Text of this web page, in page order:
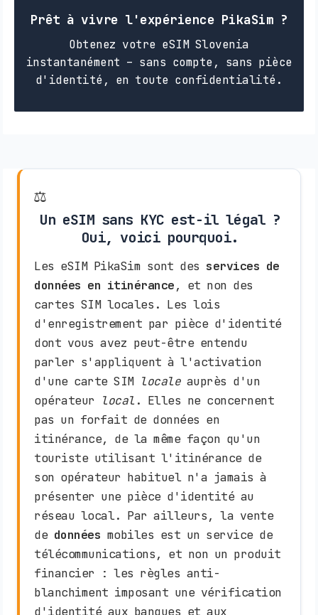
Prêt à vivre l'expérience PikaSim ?
Obtenez votre eSIM Slovenia
instantanément – sans compte, sans pièce
d'identité, en toute confidentialité.
⚖️
Un eSIM sans KYC est-il légal ?
Oui, voici pourquoi.
Les eSIM PikaSim sont des services de
données en itinérance, et non des
cartes SIM locales. Les lois
d'enregistrement par pièce d'identité
dont vous avez peut-être entendu
parler s'appliquent à l'activation
d'une carte SIM localeauprès d'un
opérateur local . Elles ne concernent
pas un forfait de données en
itinérance, de la même façon qu'un
touriste utilisant l'itinérance de
son opérateur habituel n'a jamais à
présenter une pièce d'identité au
réseau local. Par ailleurs, la vente
de données mobiles est un service de
télécommunications, et non un produit
financier : les règles anti-
blanchiment imposant une vérification
d'identité aux banques et aux